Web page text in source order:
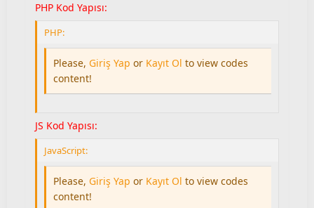
PHP Kod Yapısı:
PHP:
Please, Giriş Yap or Kayıt Ol to view codes
content!
JS Kod Yapısı:
JavaScript:
Please, Giriş Yap or Kayıt Ol to view codes
content!